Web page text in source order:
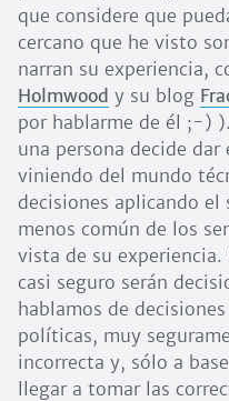
que considere que
cercano que he visto
narran su experiencia,
Holmwood y su blog
por hablarme de él ;-)
una persona decide
viniendo del mundo
decisiones aplicando el
menos común de los
vista de su experiencia.
casi seguro serán
hablamos de
políticas, muy
incorrecta y, sólo a
llegar a tomar las